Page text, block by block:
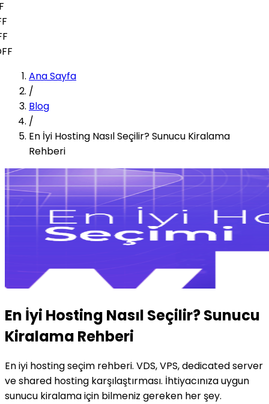
Ana Sayfa
/
Blog
/
En İyi Hosting Nasıl Seçilir? Sunucu Kiralama
Rehberi
En İyi Hosting Nasıl Seçilir? Sunucu
Kiralama Rehberi
En iyi hosting seçim rehberi. VDS, VPS, dedicated server
ve shared hosting karşılaştırması. İhtiyacınıza uygun
sunucu kiralama için bilmeniz gereken her şey.